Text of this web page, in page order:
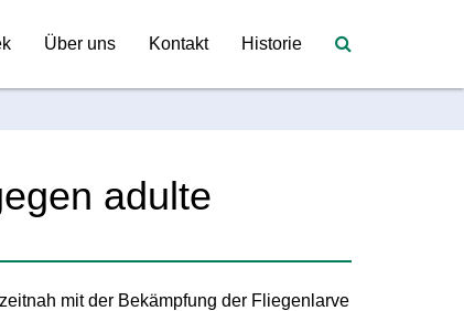
Über uns Kontakt Historie
adulte
mit der Bekämpfung der Fliegenlarve